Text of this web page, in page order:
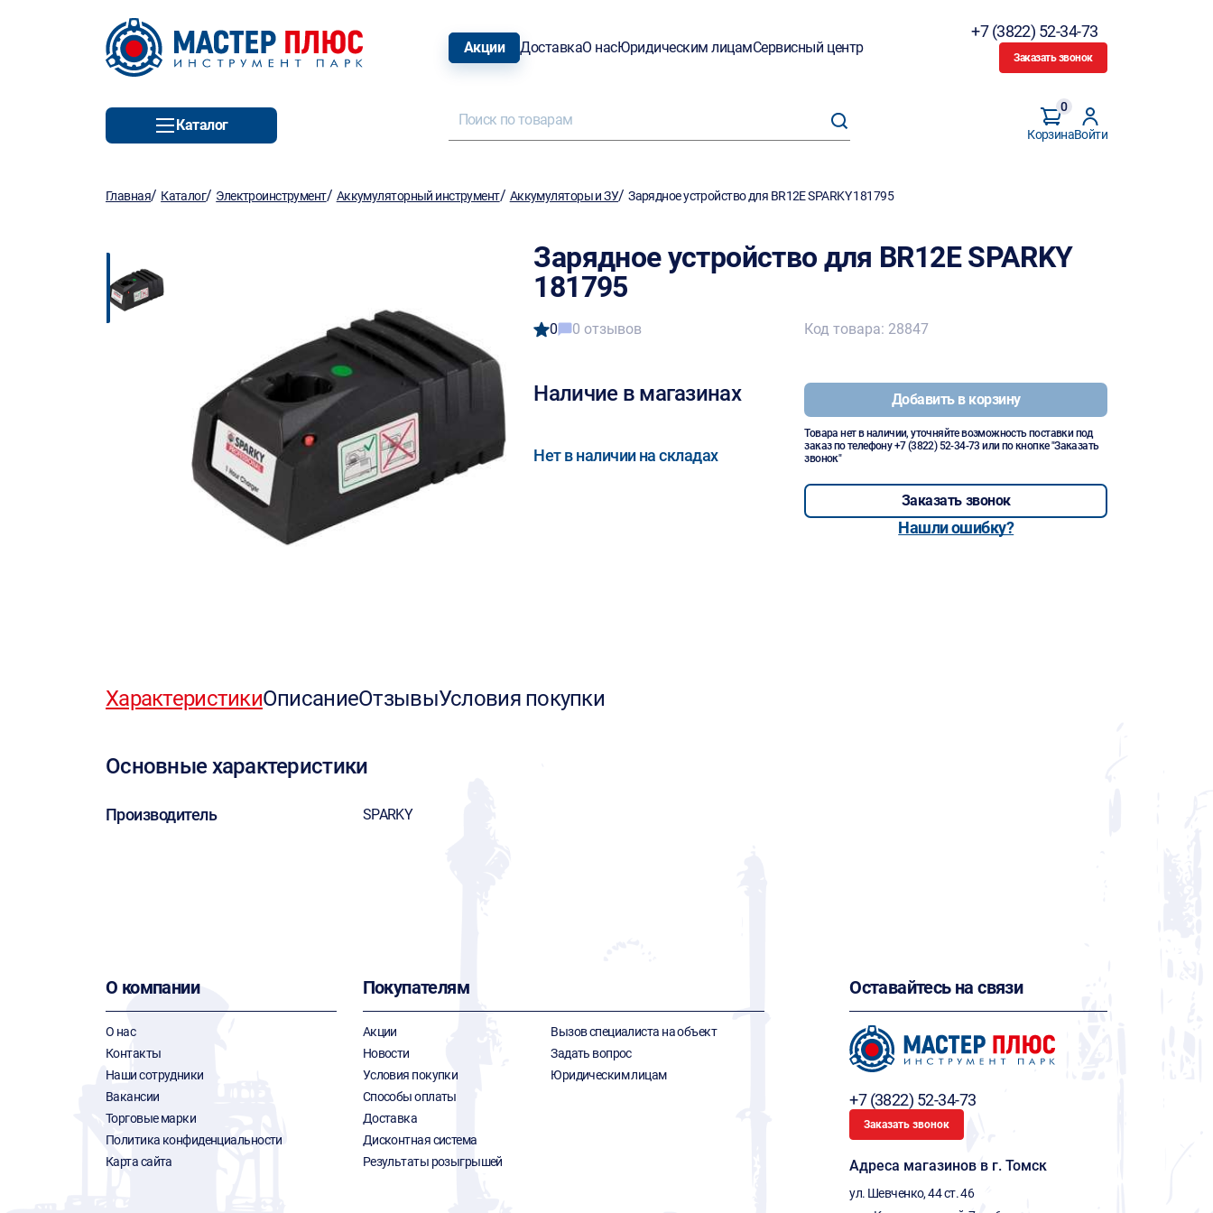
Акции ДоставкаО насЮридическим лицамСервисный центр
+7 (3822) 52-34-73
Заказать звонок
Каталог
Корзина
0
Войти
Главная/ Каталог/ Электроинструмент/ Аккумуляторный инструмент/ Аккумуляторы и ЗУ/Зарядное устройство для BR12E SPARKY 181795
Зарядное устройство для BR12E SPARKY
181795
0 0 отзывов
Наличие в магазинах
Нет в наличии на складах
Код товара: 28847
Добавить в корзину
Товара нет в наличии, уточняйте возможность поставки под
заказ по телефону+7 (3822) 52-34-73 или по кнопке "Заказать
звонок"
Заказать звонок
Нашли ошибку?
ХарактеристикиОписаниеОтзывыУсловия покупки
Основные характеристики
Производитель SPARKY
О компании
О нас
Контакты
Наши сотрудники
Вакансии
Торговые марки
Политика конфиденциальности
Карта сайта
Покупателям
Акции
Новости
Условия покупки
Способы оплаты
Доставка
Дисконтная система
Результаты розыгрышей
Вызов специалиста на объект
Задать вопрос
Юридическим лицам
Оставайтесь на связи
+7 (3822) 52-34-73
Заказать звонок
Адреса магазинов в г. Томск
ул. Шевченко, 44 ст. 46